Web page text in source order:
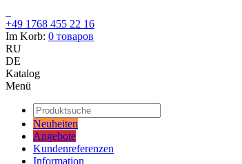
+49 1768 455 22 16
Im Korb: 0 товаров
RU
DE
Katalog
Menü
Neuheiten
Angebote
Kundenreferenzen
Information